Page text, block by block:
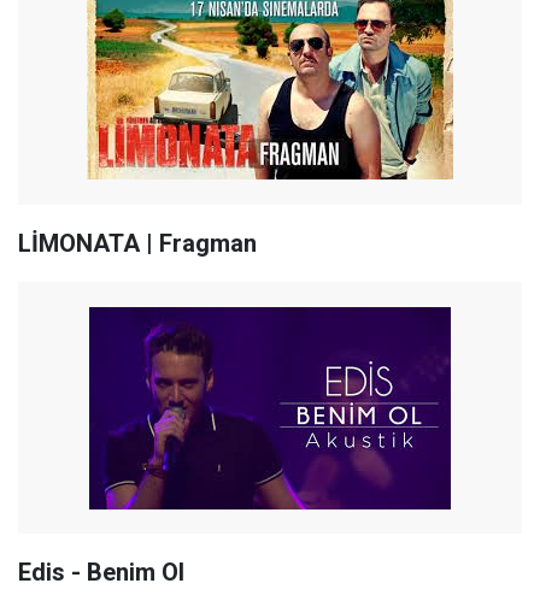
LİMONATA | Fragman
Edis - Benim Ol